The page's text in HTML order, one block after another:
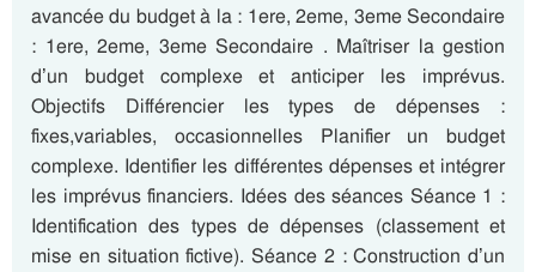
avancée du budget à la : 1ere, 2eme, 3eme Secondaire
: 1ere, 2eme, 3eme Secondaire . Maîtriser la gestion
d’un budget complexe et anticiper les imprévus.
Objectifs Différencier les types de dépenses :
fixes,variables, occasionnelles Planifier un budget
complexe. Identifier les différentes dépenses et intégrer
les imprévus financiers. Idées des séances Séance 1 :
Identification des types de dépenses (classement et
mise en situation fictive). Séance 2 : Construction d’un